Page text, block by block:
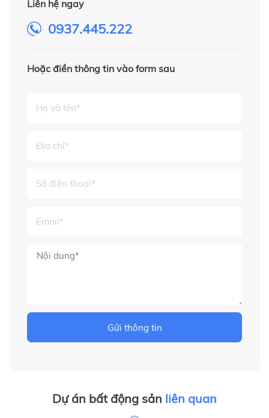
Liên hệ ngay
0937.445.222
Hoặc điền thông tin vào form sau
Gửi thông tin
Dự án bất động sản liên quan